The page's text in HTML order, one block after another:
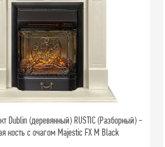
Dublin (деревянный) RUSTIC (Разборный) -
кость с очагом Majestic FX M Black